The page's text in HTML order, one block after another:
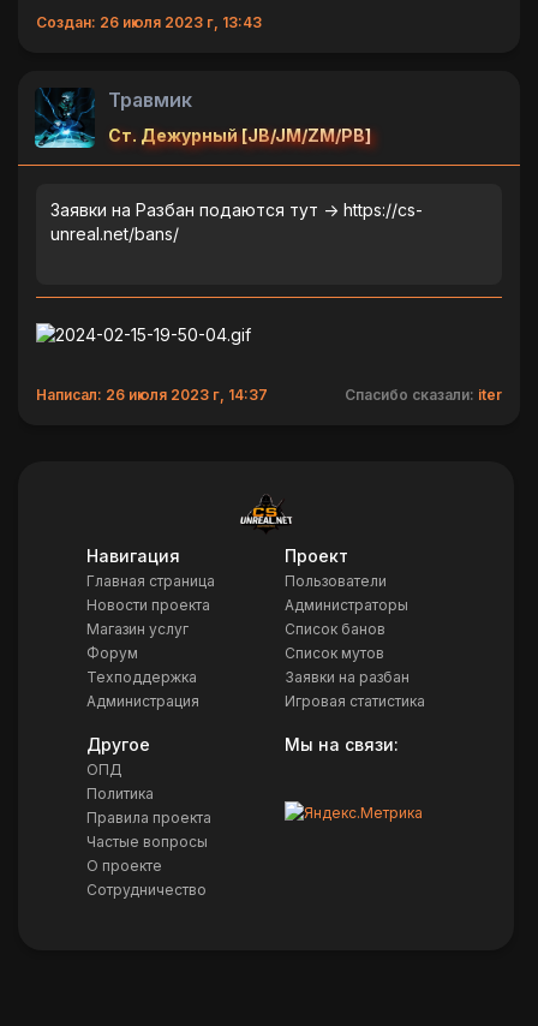
Создан: 26 июля 2023 г, 13:43
Травмик
Ст. Дежурный [JB/JM/ZM/PB]
Заявки на Разбан подаются тут -> https://cs-
unreal.net/bans/
Написал: 26 июля 2023 г, 14:37 Спасибо сказали: iter
Навигация
Главная страница
Новости проекта
Магазин услуг
Форум
Техподдержка
Администрация
Проект
Пользователи
Администраторы
Список банов
Список мутов
Заявки на разбан
Игровая статистика
Другое
ОПД
Политика
Правила проекта
Частые вопросы
О проекте
Сотрудничество
Мы на связи: